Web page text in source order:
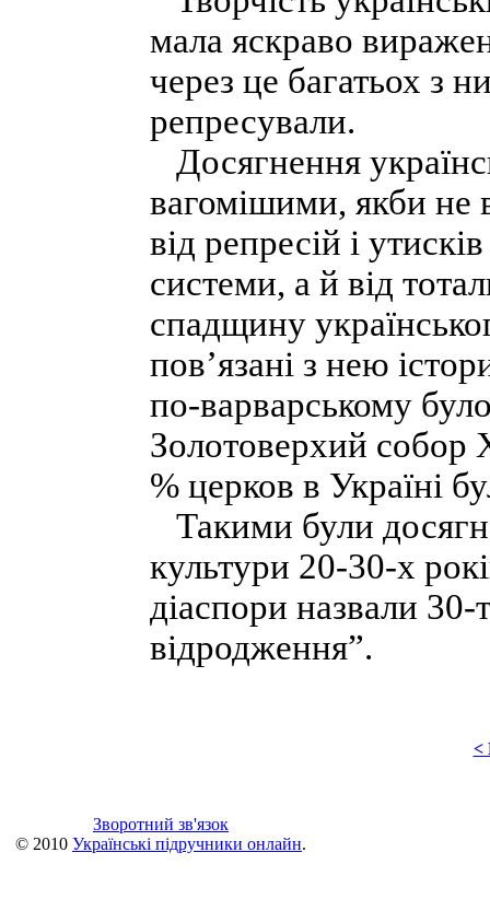
мала яскраво
через це багатьох з
репресували.
Досягнення
вагомі­шими, якби не
від репресій і
системи, а й від
спадщину
пов’язані з нею
по-варварсь­кому
Золотоверхий собор
% церков в Україні
Такими були
культури 20-30-х
діаспори назвали
відродження”.
<
Зворотний зв'язок
© 2010 Українські підручники онлайн.